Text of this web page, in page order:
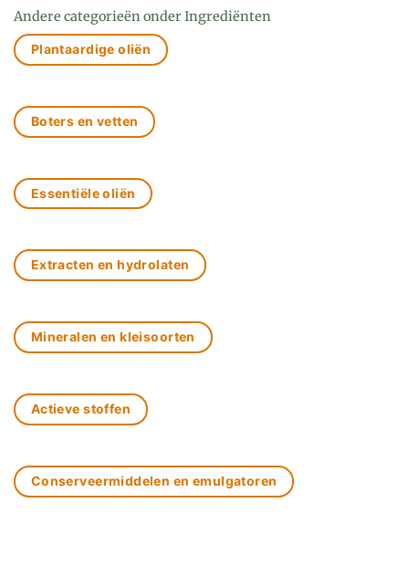
Andere categorieën onder Ingrediënten
Plantaardige oliën
Boters en vetten
Essentiële oliën
Extracten en hydrolaten
Mineralen en kleisoorten
Actieve stoffen
Conserveermiddelen en emulgatoren